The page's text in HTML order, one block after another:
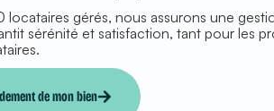
locataires gérés, nous assurons une
sérénité et satisfaction, tant pour les
de mon bien